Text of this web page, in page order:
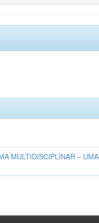
MULTIDISCIPLINAR – UMA